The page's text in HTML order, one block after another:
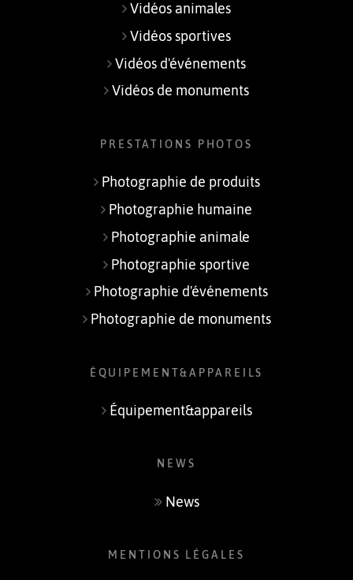
Vidéos animales
Vidéos sportives
Vidéos d'événements
Vidéos de monuments
PRESTATIONS PHOTOS
Photographie de produits
Photographie humaine
Photographie animale
Photographie sportive
Photographie d'événements
Photographie de monuments
ÉQUIPEMENT&APPAREILS
Équipement&appareils
NEWS
News
MENTIONS LÉGALES